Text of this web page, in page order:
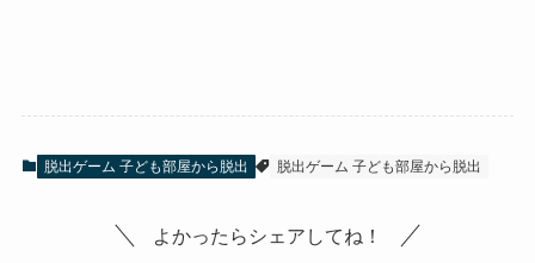
脱出ゲーム 子ども部屋から脱出 脱出ゲーム 子ども部屋から脱出
よかったらシェアしてね！